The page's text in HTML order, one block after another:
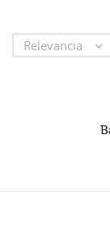
Relevancia 